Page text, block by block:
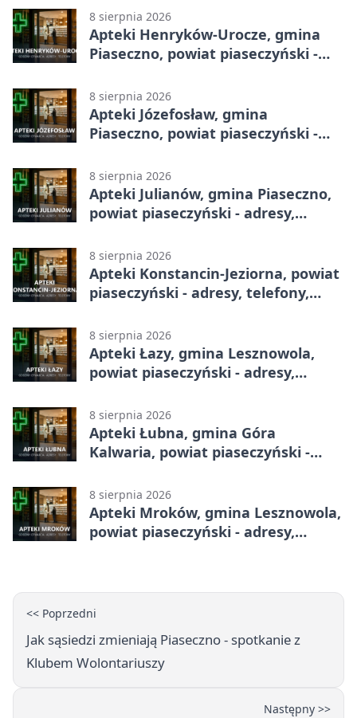
8 sierpnia 2026
Apteki Henryków-Urocze, gmina
Piaseczno, powiat piaseczyński -
8 sierpnia 2026
Apteki Józefosław, gmina
Piaseczno, powiat piaseczyński -
8 sierpnia 2026
Apteki Julianów, gmina Piaseczno,
powiat piaseczyński - adresy,
8 sierpnia 2026
Apteki Konstancin-Jeziorna, powiat
piaseczyński - adresy, telefony,
8 sierpnia 2026
Apteki Łazy, gmina Lesznowola,
powiat piaseczyński - adresy,
8 sierpnia 2026
Apteki Łubna, gmina Góra
Kalwaria, powiat piaseczyński -
8 sierpnia 2026
Apteki Mroków, gmina Lesznowola,
powiat piaseczyński - adresy,
<< Poprzedni
Jak sąsiedzi zmieniają Piaseczno - spotkanie z
Klubem Wolontariuszy
Następny >>